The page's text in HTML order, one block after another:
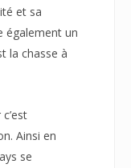
et sa
également un
la chasse à
Ainsi en
se